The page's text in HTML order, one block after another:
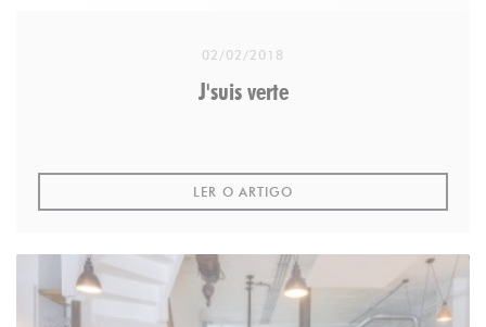
expert reviews of hotels, restaurants and points of
provides an alternative to user review travel sites.
Learn more
Reviews of SOYA on TripExpert
More about the Experts' Choice Awards
02/02/2018
J'suis verte
LER O ARTIGO((ABRE NUMA NOVA